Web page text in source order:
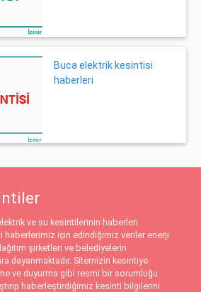
Buca elektrik kesintisi
haberleri
ve su kesintilerinin haberleri
haberlerimiz için edindiğimiz veriler enerji
şirketleri ve belediyelerin
dayanmaktadır. Sitemizin kesintiye
ve duyurma gibi resmi bir sorumluğu
haberleştirdiğimiz kesinti bilgilerini